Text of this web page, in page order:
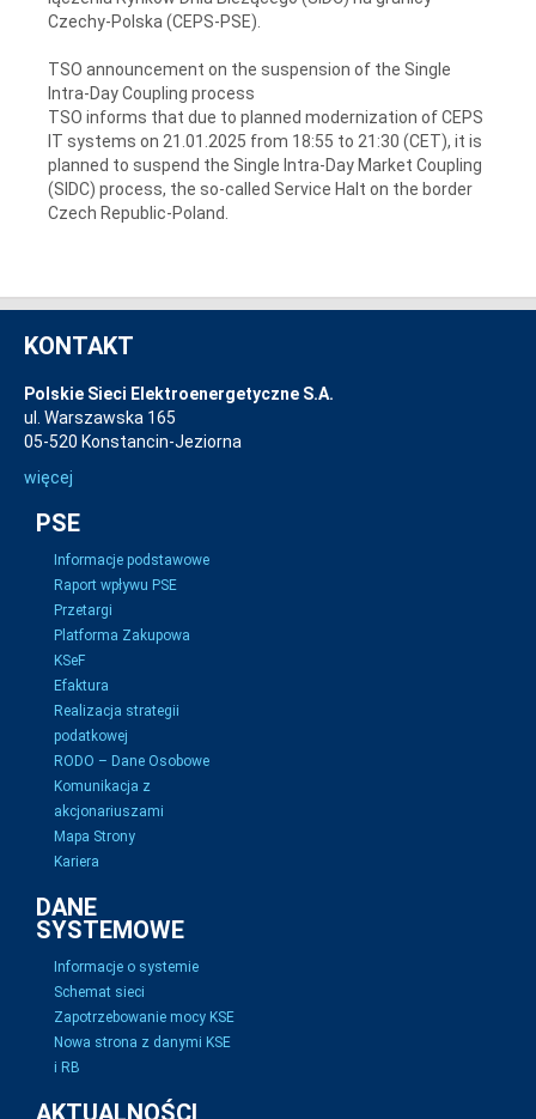
Czechy-Polska (CEPS-PSE).
TSO announcement on the suspension of the Single
Intra-Day Coupling process
TSO informs that due to planned modernization of CEPS
IT systems on 21.01.2025 from 18:55 to 21:30 (CET), it is
planned to suspend the Single Intra-Day Market Coupling
(SIDC) process, the so-called Service Halt on the border
Czech Republic-Poland.
KONTAKT
Polskie Sieci Elektroenergetyczne S.A.
ul. Warszawska 165
05-520 Konstancin-Jeziorna
więcej
PSE
Informacje podstawowe
Raport wpływu PSE
Przetargi
Platforma Zakupowa
KSeF
Efaktura
Realizacja strategii
podatkowej
RODO – Dane Osobowe
Komunikacja z
akcjonariuszami
Mapa Strony
Kariera
DANE
SYSTEMOWE
Informacje o systemie
Schemat sieci
Zapotrzebowanie mocy KSE
Nowa strona z danymi KSE
i RB
AKTUALNOŚCI